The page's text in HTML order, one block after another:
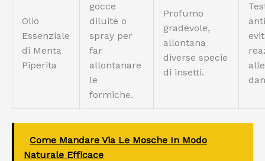
Olio
Essenziale
di Menta
Piperita
gocce
diluite o
spray per
far
allontanare
le
formiche.
Profumo
gradevole,
allontana
diverse specie
di insetti.
Come Mandare Via Le Mosche In Modo
Naturale Efficace